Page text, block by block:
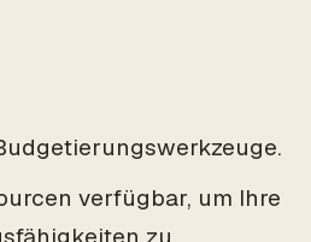
verfügbar, um Ihre